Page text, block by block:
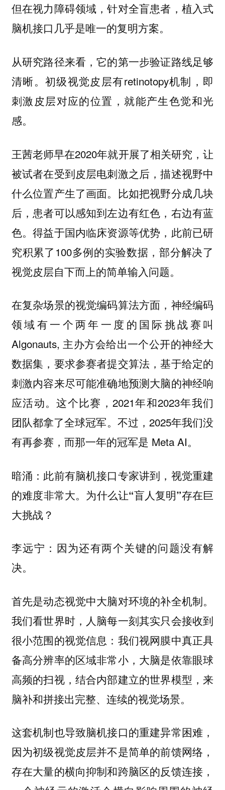
但在视力障碍领域，针对全盲患者，植入式
脑机接口几乎是唯一的复明方案。
从研究路径来看，它的第一步验证路线足够
清晰。初级视觉皮层有retinotopy机制，即
刺激皮层对应的位置，就能产生色觉和光
感。
王茜老师早在2020年就开展了相关研究，让
被试者在受到皮层电刺激之后，描述视野中
什么位置产生了画面。比如把视野分成几块
后，患者可以感知到左边有红色，右边有蓝
色。得益于国内临床资源等优势，此前已研
究积累了100多例的实验数据，部分解决了
视觉皮层自下而上的简单输入问题。
在复杂场景的视觉编码算法方面，神经编码
领域有一个两年一度的国际挑战赛叫
Algonauts, 主办方会给出一个公开的神经大
数据集，要求参赛者提交算法，基于给定的
刺激内容来尽可能准确地预测大脑的神经响
应活动。这个比赛，2021年和2023年我们
团队都拿了全球冠军。不过，2025年我们没
有再参赛，而那一年的冠军是 Meta AI。
暗涌：此前有脑机接口专家讲到，视觉重建
的难度非常大。为什么让“盲人复明”存在巨
大挑战？
李远宁： 因为还有两个关键的问题没有解
决。
首先是动态视觉中大脑对环境的补全机制。
我们看世界时，人脑每一刻其实只会接收到
很小范围的视觉信息：我们视网膜中真正具
备高分辨率的区域非常小，大脑是依靠眼球
高频的扫视，结合内部建立的世界模型，来
脑补和拼接出完整、连续的视觉场景。
这套机制也导致脑机接口的重建异常困难，
因为初级视觉皮层并不是简单的前馈网络，
存在大量的横向抑制和跨脑区的反馈连接，